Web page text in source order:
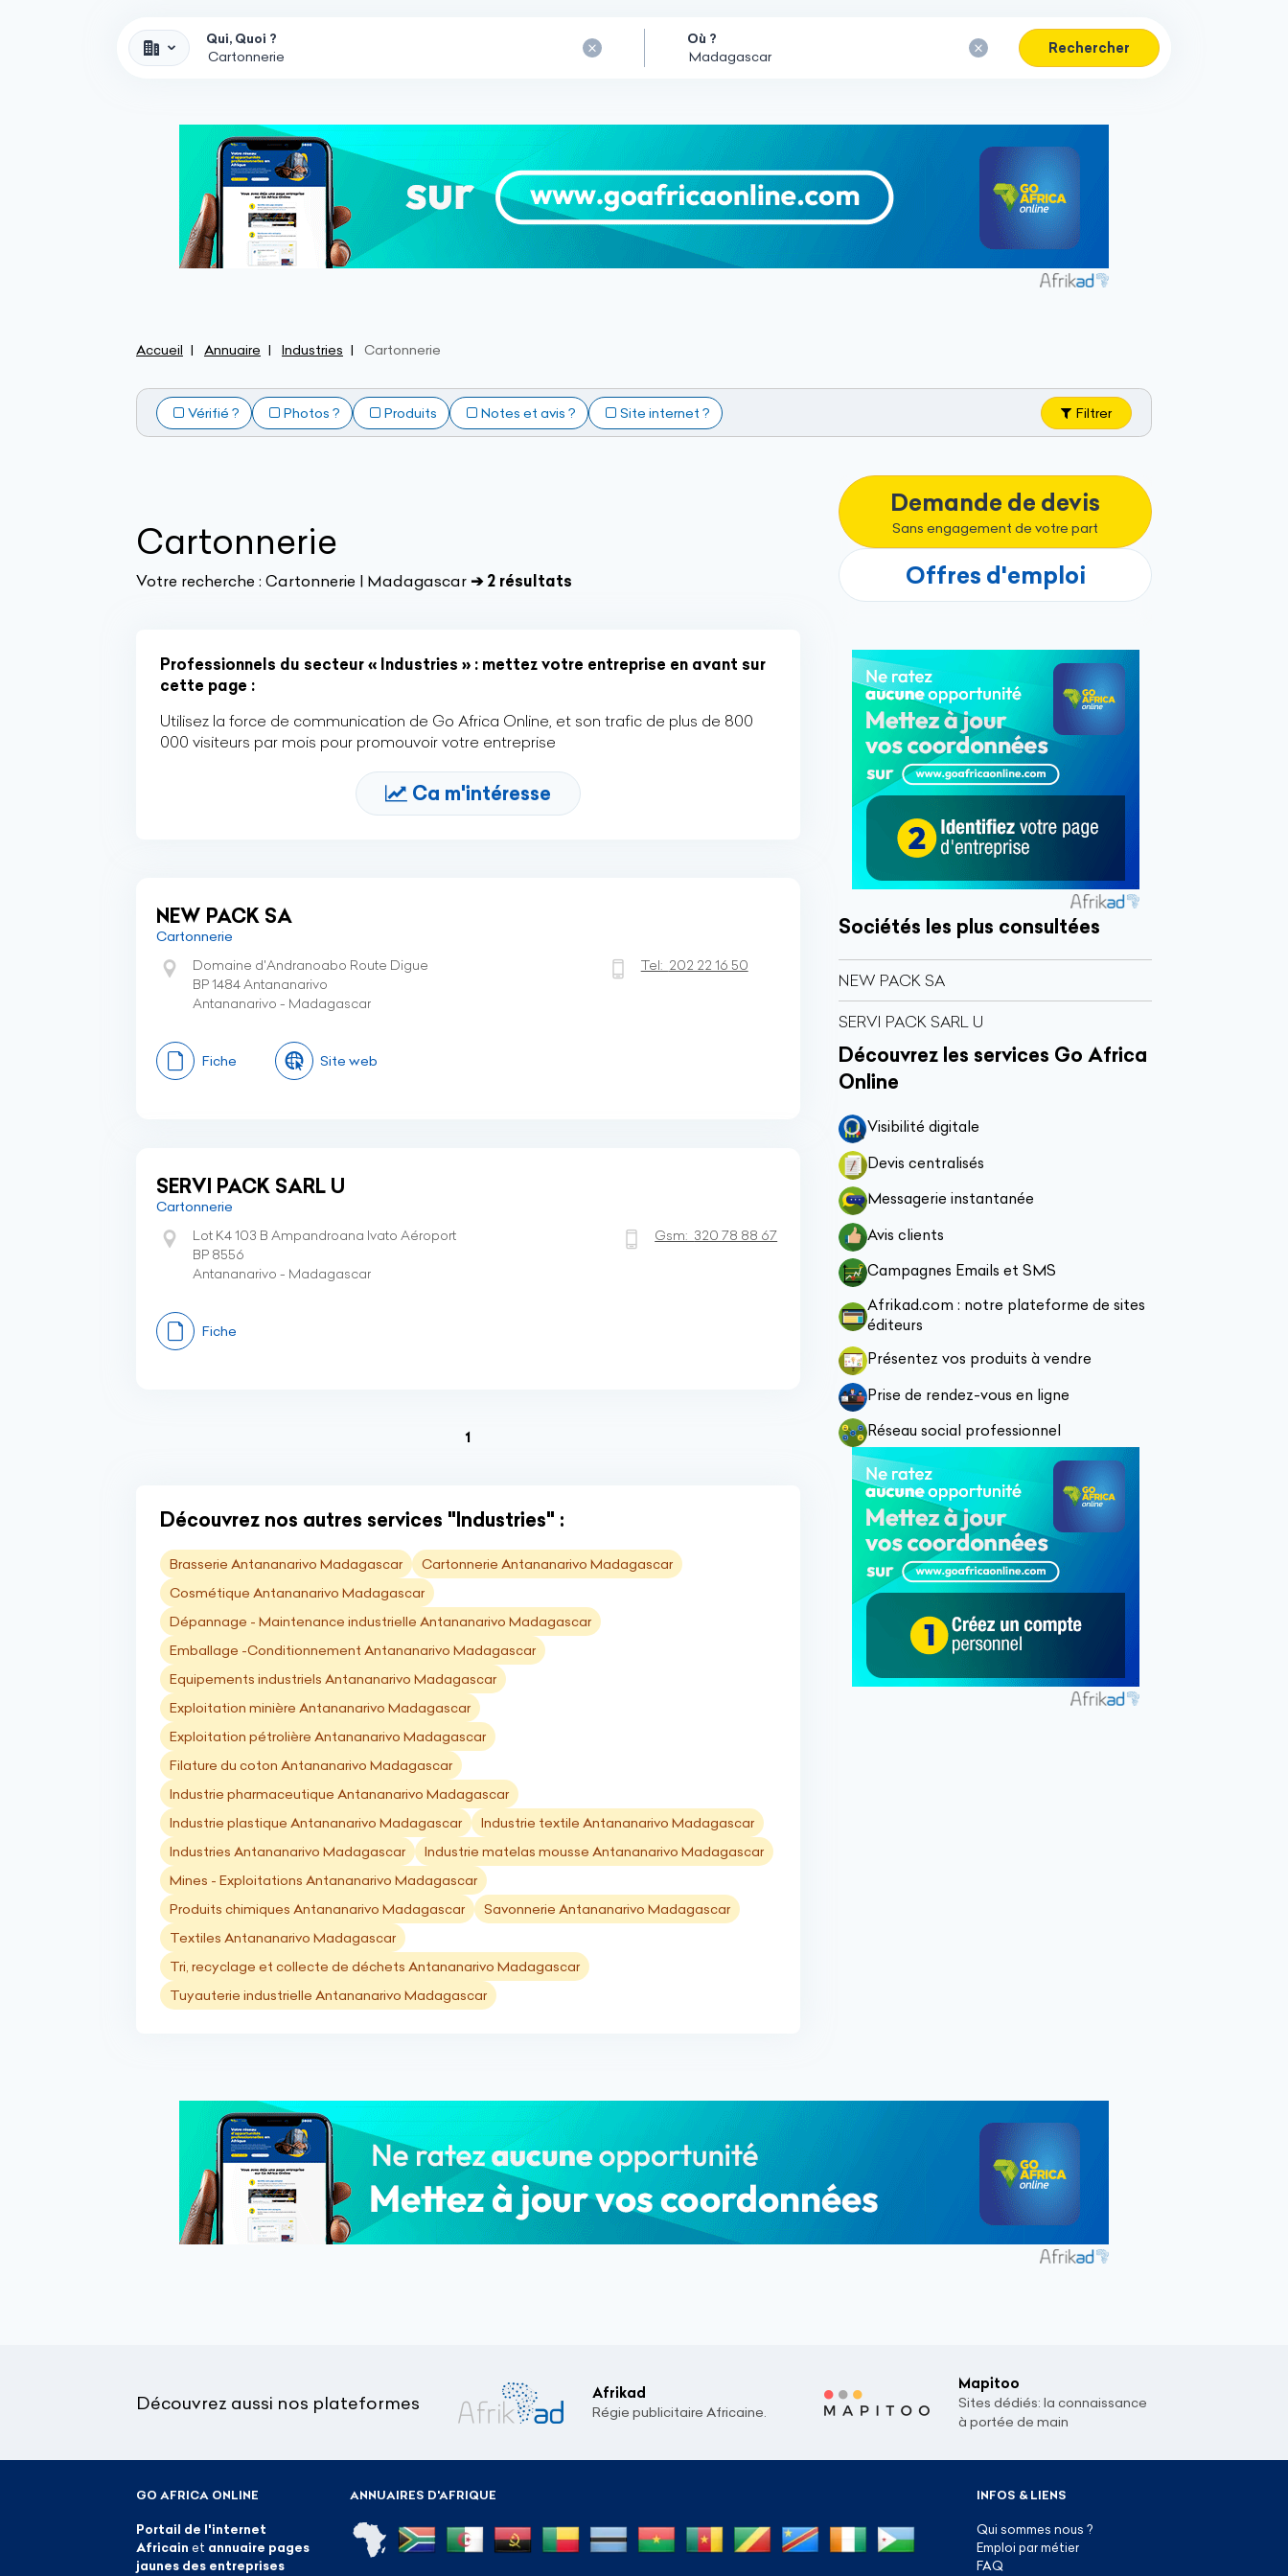
Qui, Quoi ? Où ?
Rechercher
Accueil Annuaire Industries Cartonnerie
Vérifié ? Photos ? Produits Notes et avis ? Site internet ? Filtrer
Cartonnerie
Votre recherche : Cartonnerie | Madagascar ➔ 2 résultats
Professionnels du secteur « Industries » : mettez votre entreprise en avant sur
cette page :
Utilisez la force de communication de Go Africa Online, et son trafic de plus de 800
000 visiteurs par mois pour promouvoir votre entreprise
Ca m'intéresse
NEW PACK SA
Cartonnerie
Domaine d'Andranoabo Route Digue
BP 1484 Antananarivo
Antananarivo - Madagascar
Tel: 202 22 16 50
Fiche Site web
SERVI PACK SARL U
Cartonnerie
Lot K4 103 B Ampandroana Ivato Aéroport
BP 8556
Antananarivo - Madagascar
Gsm: 320 78 88 67
Fiche
1(current)
Découvrez nos autres services "Industries" :
Brasserie Antananarivo Madagascar
Cartonnerie Antananarivo Madagascar
Cosmétique Antananarivo Madagascar
Dépannage - Maintenance industrielle Antananarivo Madagascar
Emballage -Conditionnement Antananarivo Madagascar
Equipements industriels Antananarivo Madagascar
Exploitation minière Antananarivo Madagascar
Exploitation pétrolière Antananarivo Madagascar
Filature du coton Antananarivo Madagascar
Industrie pharmaceutique Antananarivo Madagascar
Industrie plastique Antananarivo Madagascar
Industrie textile Antananarivo Madagascar
Industries Antananarivo Madagascar
Industrie matelas mousse Antananarivo Madagascar
Mines - Exploitations Antananarivo Madagascar
Produits chimiques Antananarivo Madagascar
Savonnerie Antananarivo Madagascar
Textiles Antananarivo Madagascar
Tri, recyclage et collecte de déchets Antananarivo Madagascar
Tuyauterie industrielle Antananarivo Madagascar
Demande de devis
Sans engagement de votre part
Offres d'emploi
Sociétés les plus consultées
NEW PACK SA
SERVI PACK SARL U
Découvrez les services Go Africa
Online
Visibilité digitale
Devis centralisés
Messagerie instantanée
Avis clients
Campagnes Emails et SMS
Afrikad.com : notre plateforme de sites
éditeurs
Présentez vos produits à vendre
Prise de rendez-vous en ligne
Réseau social professionnel
Découvrez aussi nos plateformes
Afrikad
Régie publicitaire Africaine.
Mapitoo
Sites dédiés: la connaissance
à portée de main
ANNUAIRES D'AFRIQUE
GO AFRICA ONLINE
Portail de l'internet
Africain et annuaire pages
jaunes des entreprises
INFOS & LIENS
Qui sommes nous ?
Emploi par métier
FAQ